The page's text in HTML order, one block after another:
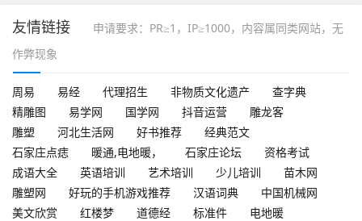
友情链接
申请要求：PR≥1，IP≥1000，内容属同类网站，无
作弊现象
周易 易经 代理招生 非物质文化遗产
查字典
精雕图
易学网 国学网 抖音运营
雕龙客
雕塑
河北生活网 好书推荐
经典范文
石家庄点痣
暖通,电地暖， 石家庄论坛
资格考试
成语大全
英语培训 艺术培训 少儿培训
苗木网
雕塑网
好玩的手机游戏推荐 汉语词典
中国机械网
美文欣赏
红楼梦 道德经 标准件
电地暖